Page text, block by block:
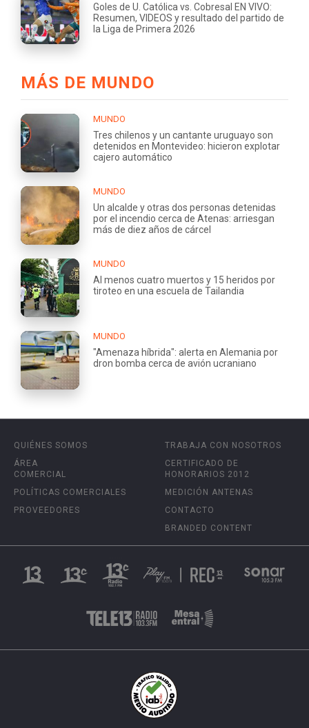
Goles de U. Católica vs. Cobresal EN VIVO:
Resumen, VIDEOS y resultado del partido de
la Liga de Primera 2026
MÁS DE MUNDO
MUNDO
Tres chilenos y un cantante uruguayo son
detenidos en Montevideo: hicieron explotar
cajero automático
MUNDO
Un alcalde y otras dos personas detenidas
por el incendio cerca de Atenas: arriesgan
más de diez años de cárcel
MUNDO
Al menos cuatro muertos y 15 heridos por
tiroteo en una escuela de Tailandia
MUNDO
"Amenaza híbrida": alerta en Alemania por
dron bomba cerca de avión ucraniano
QUIÉNES SOMOS
ÁREA
COMERCIAL
POLÍTICAS COMERCIALES
PROVEEDORES
TRABAJA CON NOSOTROS
CERTIFICADO DE
HONORARIOS 2012
MEDICIÓN ANTENAS
CONTACTO
BRANDED CONTENT